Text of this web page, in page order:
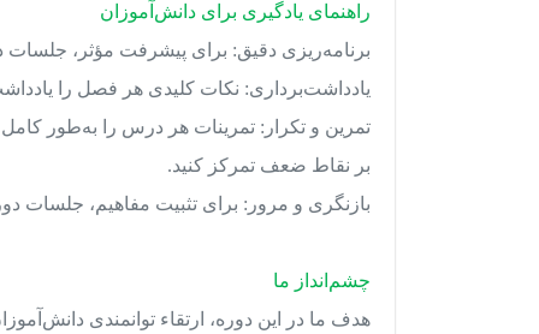
راهنمای یادگیری برای دانش‌آموزان
برنامه‌ریزی دقیق: برای پیشرفت مؤثر،
یادداشت‌برداری: نکات کلیدی هر فصل را
تمرین و تکرار: تمرینات هر درس را به‌طور
بر نقاط ضعف تمرکز کنید.
بازنگری و مرور: برای تثبیت مفاهیم، جلسات
چشم‌انداز ما
هدف ما در این دوره، ارتقاء توانمندی